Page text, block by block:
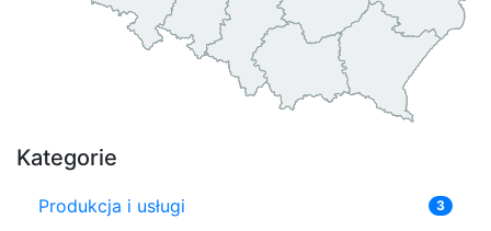
Kategorie
Produkcja i usługi 3